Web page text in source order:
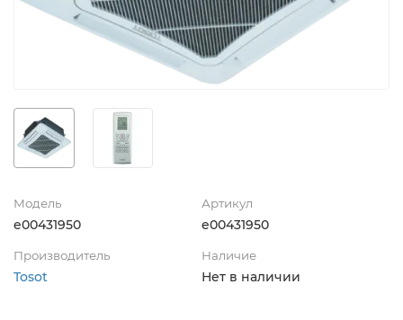
Модель
e00431950
Артикул
e00431950
Производитель
Tosot
Наличие
Нет в наличии